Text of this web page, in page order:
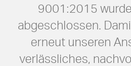
9001:2015
abgeschlossen.
erneut unseren
verlässliches,